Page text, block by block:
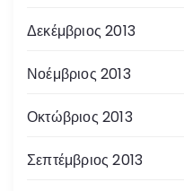
Δεκέμβριος 2013
Νοέμβριος 2013
Οκτώβριος 2013
Σεπτέμβριος 2013